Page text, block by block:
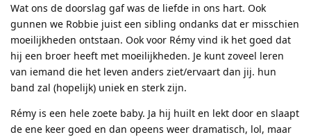
Wat ons de doorslag gaf was de liefde in ons hart. Ook
gunnen we Robbie juist een sibling ondanks dat er misschien
moeilijkheden ontstaan. Ook voor Rémy vind ik het goed dat
hij een broer heeft met moeilijkheden. Je kunt zoveel leren
van iemand die het leven anders ziet/ervaart dan jij. hun
band zal (hopelijk) uniek en sterk zijn.
Rémy is een hele zoete baby. Ja hij huilt en lekt door en slaapt
de ene keer goed en dan opeens weer dramatisch, lol, maar